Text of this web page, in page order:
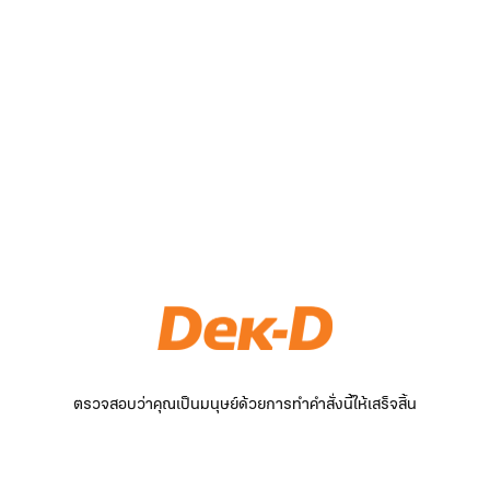
ตรวจสอบว่าคุณเป็นมนุษย์ด้วยการทำคำสั่งนี้ให้เสร็จสิ้น